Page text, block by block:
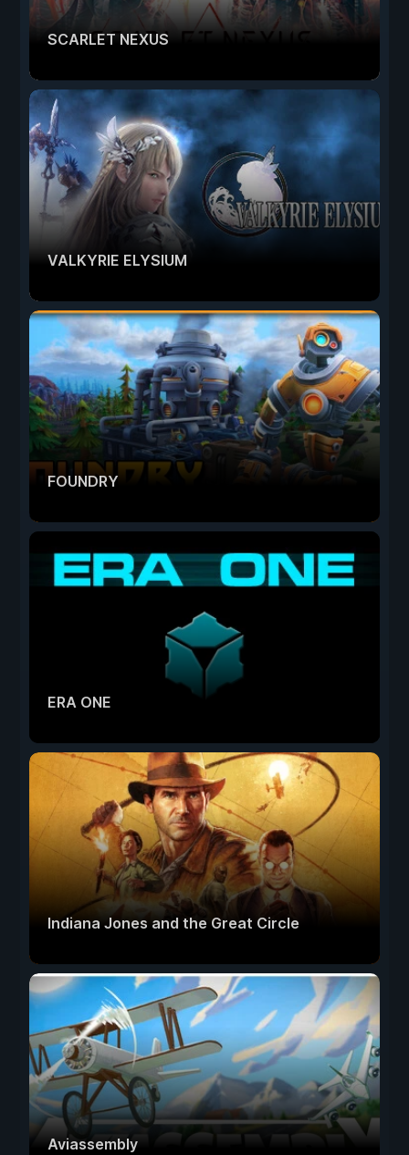
SCARLET NEXUS
VALKYRIE ELYSIUM
FOUNDRY
ERA ONE
Indiana Jones and the Great Circle
Aviassembly